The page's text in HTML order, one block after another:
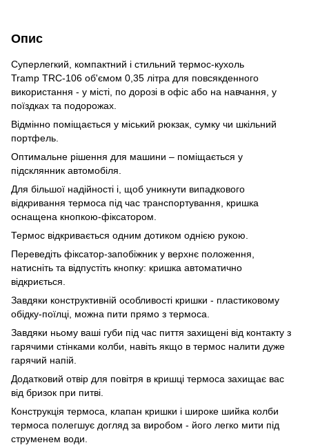
Опис
Суперлегкий, компактний і стильний термос-кухоль
Tramp TRC-106 об'ємом 0,35 літра для повсякденного
використання - у місті, по дорозі в офіс або на навчання, у
поїздках та подорожах.
Відмінно поміщається у міський рюкзак, сумку чи шкільний
портфель.
Оптимальне рішення для машини – поміщається у
підсклянник автомобіля.
Для більшої надійності і, щоб уникнути випадкового
відкривання термоса під час транспортування, кришка
оснащена кнопкою-фіксатором.
Термос відкривається одним дотиком однією рукою.
Переведіть фіксатор-запобіжник у верхнє положення,
натисніть та відпустіть кнопку: кришка автоматично
відкриється.
Завдяки конструктивній особливості кришки - пластиковому
обідку-поїлці, можна пити прямо з термоса.
Завдяки ньому ваші губи під час пиття захищені від контакту з
гарячими стінками колби, навіть якщо в термос налити дуже
гарячий напій.
Додатковий отвір для повітря в кришці термоса захищає вас
від бризок при питві.
Конструкція термоса, клапан кришки і широке шийка колби
термоса полегшує догляд за виробом - його легко мити під
струменем води.